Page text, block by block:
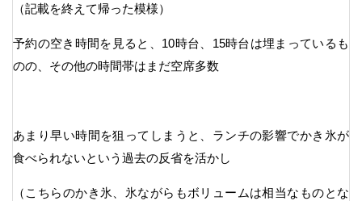
（記載を終えて帰った模様）
予約の空き時間を見ると、10時台、15時台は埋まっているも
のの、その他の時間帯はまだ空席多数
あまり早い時間を狙ってしまうと、ランチの影響でかき氷が
食べられないという過去の反省を活かし
（こちらのかき氷、氷ながらもボリュームは相当なものとな